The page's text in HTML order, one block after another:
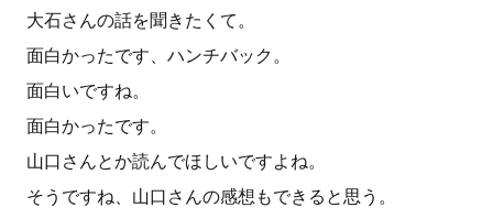
大石さんの話を聞きたくて。
面白かったです、ハンチバック。
面白いですね。
面白かったです。
山口さんとか読んでほしいですよね。
そうですね、山口さんの感想もできると思う。